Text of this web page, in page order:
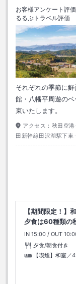
お客様アンケート評価
るるぶトラベル評価
それぞれの季節に
館・八幡平周遊の
束いたします。
アクセス： 秋田空
田新幹線田沢湖駅下
【期間限定！】
夕食は60種類の
IN チェックイン
15:00 / OUT チェ
夕食/朝食付き
【喫煙】和室／